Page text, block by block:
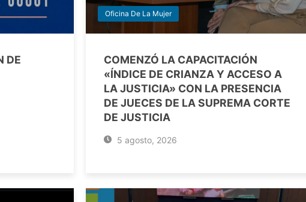
DE
Oficina De La Mujer
COMENZÓ LA CAPACITACIÓN
«ÍNDICE DE CRIANZA Y ACCESO A
LA JUSTICIA» CON LA PRESENCIA
DE JUECES DE LA SUPREMA CORTE
DE JUSTICIA
5 agosto, 2026